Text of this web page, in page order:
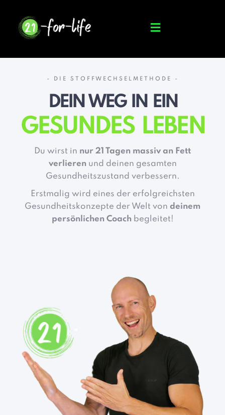
- DIE STOFFWECHSELMETHODE -
DEIN WEG IN EIN
GESUNDES LEBEN
Du wirst in nur 21 Tagen massiv an Fett
verlierenund deinen gesamten
Gesundheitszustand verbessern.
Erstmalig wird eines der erfolgreichsten
Gesundheitskonzepte der Welt von deinem
persönlichen Coachbegleitet!